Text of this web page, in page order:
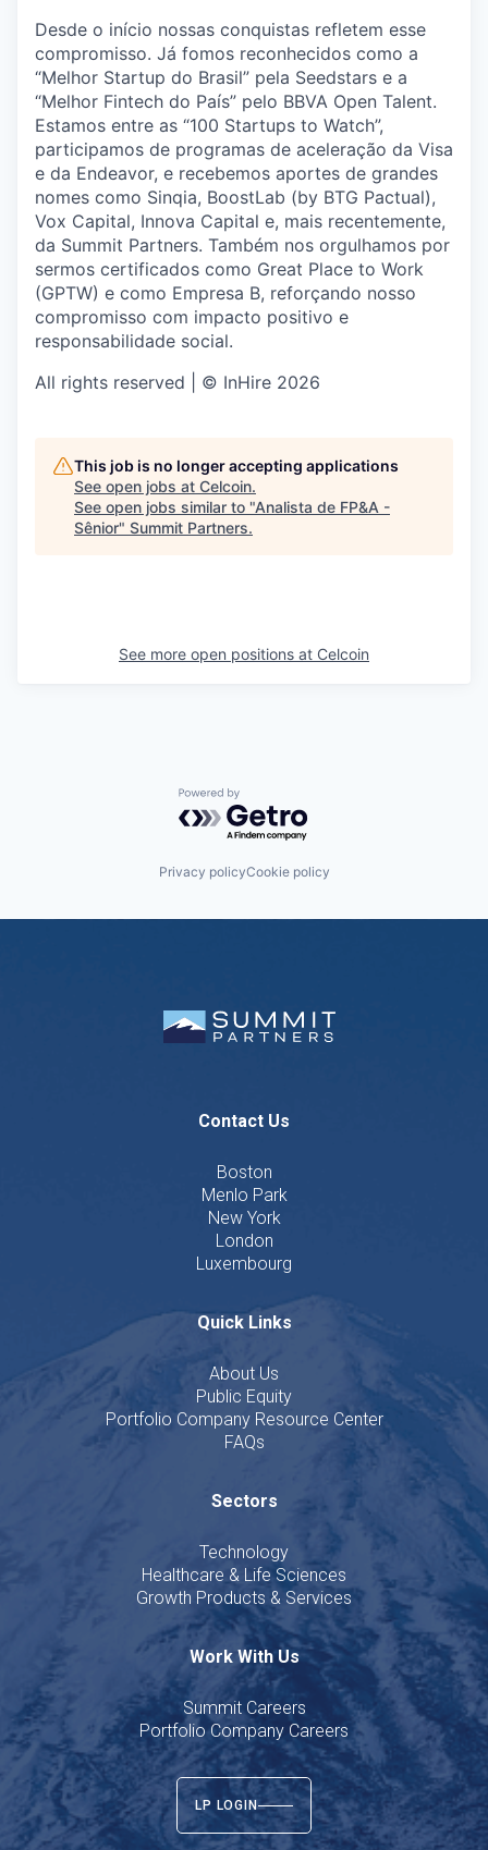
Desde o início nossas conquistas refletem esse
compromisso. Já fomos reconhecidos como a
“Melhor Startup do Brasil” pela Seedstars e a
“Melhor Fintech do País” pelo BBVA Open Talent.
Estamos entre as “100 Startups to Watch”,
participamos de programas de aceleração da Visa
e da Endeavor, e recebemos aportes de grandes
nomes como Sinqia, BoostLab (by BTG Pactual),
Vox Capital, Innova Capital e, mais recentemente,
da Summit Partners. Também nos orgulhamos por
sermos certificados como Great Place to Work
(GPTW) e como Empresa B, reforçando nosso
compromisso com impacto positivo e
responsabilidade social.
All rights reserved | © InHire 2026
This job is no longer accepting applications
See open jobs at Celcoin.
See open jobs similar to "Analista de FP&A -
Sênior" Summit Partners.
See more open positions at Celcoin
Powered by Getro.com
Privacy policyCookie policy
Contact Us
Boston
Menlo Park
New York
London
Luxembourg
Quick Links
About Us
Public Equity
Portfolio Company Resource Center
FAQs
Sectors
Technology
Healthcare & Life Sciences
Growth Products & Services
Work With Us
Summit Careers
Portfolio Company Careers
LP LOGIN